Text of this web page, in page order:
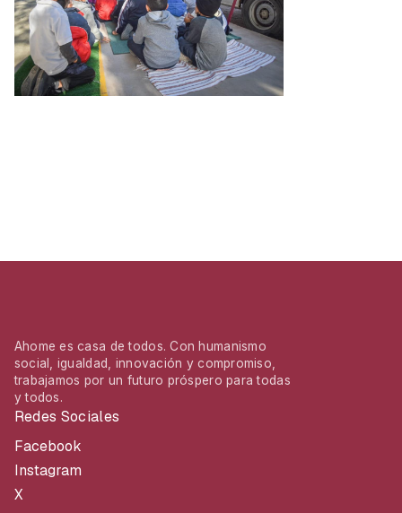
Ahome es casa de todos. Con humanismo
social, igualdad, innovación y compromiso,
trabajamos por un futuro próspero para todas
y todos.
Redes Sociales
Facebook
Instagram
X